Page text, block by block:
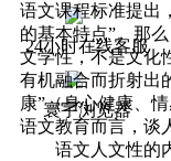
24小时在线客服
寰宇浏览器
语文课程标准提出
的基本特点”。那
文学性，不是文化
有机融合而折射出
康”（身心健康、
语文教育而言，谈
语文人文性的内